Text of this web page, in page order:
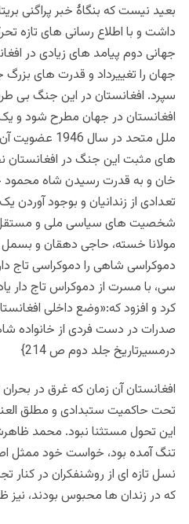
بعید نیست که بنگاۀ خبر پراگنی
داشت و با اطلاع رسانی های تازه
جهانی دوم پیامد های زیادی در
جهان را تغییرداد و قدرت های
سپرد. افغانستان در این جنگ بی
افغانستان در جهان مطرح شود و
ملل متحد در
های مثبت این جنگ در افغانستان
خان و به قدرت رسیدن شاه محمود
تعدادی از زندانیان و بوجود آوردن
شخصیت های سیاسی ملی و مستقل
مولانا خسته، حاجی دهقان و بسمل
دموکراسی شاهی را دموکراسی تاج
سی، با مسرت از دموکراس تاج دار
کرد و افزود که:«وضع داخلی
صدرات در دست فردی از خانواده
درمسیرتاریخ جلد دوم ص 214}
افغانستان آن زمان که غرق در بحران
تحت حاکمیت ستبدادی و مطلق
این تحول مستثنا نبود. محمد
تنگ آمده بود، خواست خود ممثل
نسل تازه ای از روشنفکران در کنار
که در زندان ها محبوس بودند، نیز